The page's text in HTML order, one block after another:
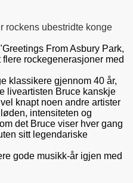
rockens ubestridte konge
From Asbury Park,
rockegenerasjoner med
klassikere gjennom 40 år,
liveartisten Bruce kanskje
knapt noen andre artister
intensiteten og
det Bruce viser hver gang
sitt legendariske
gode musikk-år igjen med